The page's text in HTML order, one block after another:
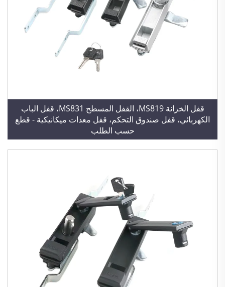
قفل الخزانة MS819، القفل المسطح MS831، قفل الباب
الكهربائي، قفل صندوق التحكم، قفل معدات ميكانيكية - قطع
حسب الطلب